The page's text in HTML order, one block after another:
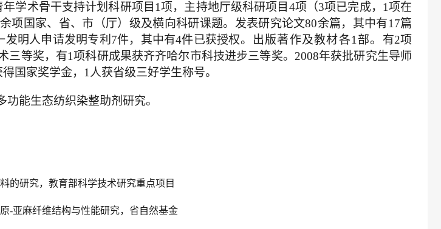
学术骨干支持计划科研项目 1项，主持地厅级科研项目 4项（3项已完成， 1项在
余项国家、省、市（厅）级及横向科研课题。 发表研究论文80余篇，其中有17篇
发明人申请发明专利 7件，其中有4件已获授权。出版著作及教材各1部。 有2项
三等奖，有1项科研成果获齐齐哈尔市科技进步三等奖。 2008年获批研究生导师
国家奖学金， 1人获省级三好学生称号。
功能生态纺织染整助剂研究。
的研究， 教育部科学技术研究重点项目
-亚麻纤维结构与性能研究， 省自然基金